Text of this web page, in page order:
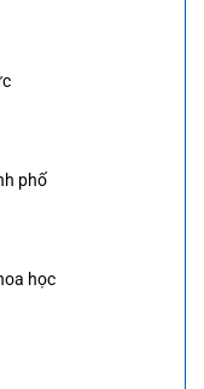
phố
học